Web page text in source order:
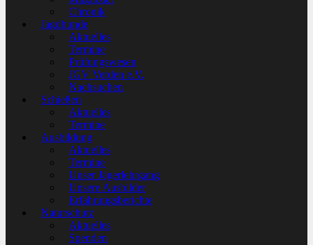
Chronik
Jagdhunde
Aktuelles
Termine
Prüfungswesen
JGV Verden e.V.
Nachsuchen
Schießen
Aktuelles
Termine
Ausbildung
Aktuelles
Termine
Unser Jägerlehrgang
Unsere Ausbilder
Erfahrungsberichte
Naturschutz
Aktuelles
Spenden